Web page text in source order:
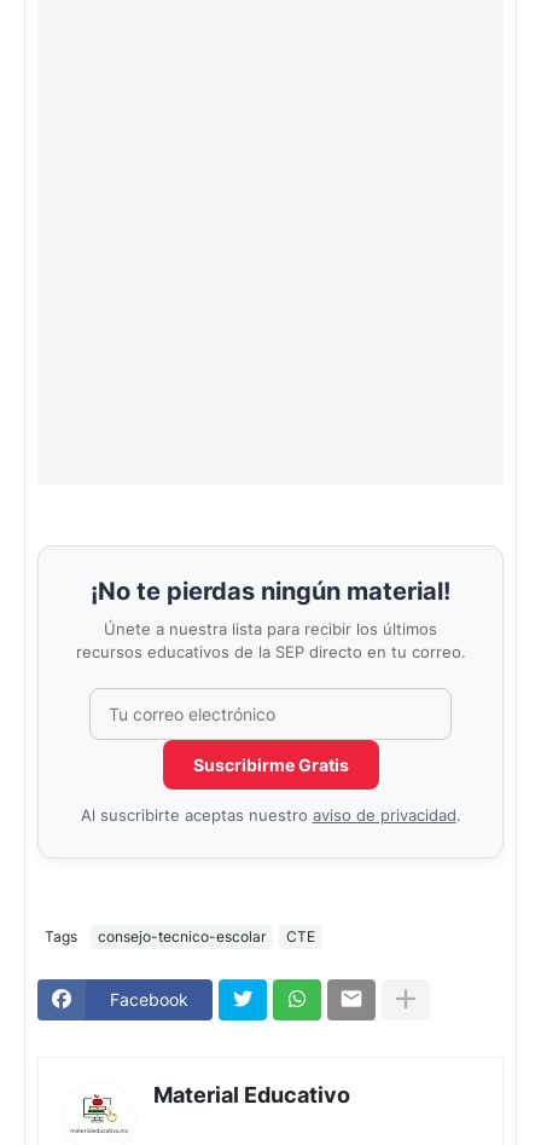
¡No te pierdas ningún material!
Únete a nuestra lista para recibir los últimos
recursos educativos de la SEP directo en tu correo.
No completar este campo
Suscribirme Gratis
Al suscribirte aceptas nuestro aviso de privacidad.
Tags consejo-tecnico-escolar CTE
Facebook
Material Educativo